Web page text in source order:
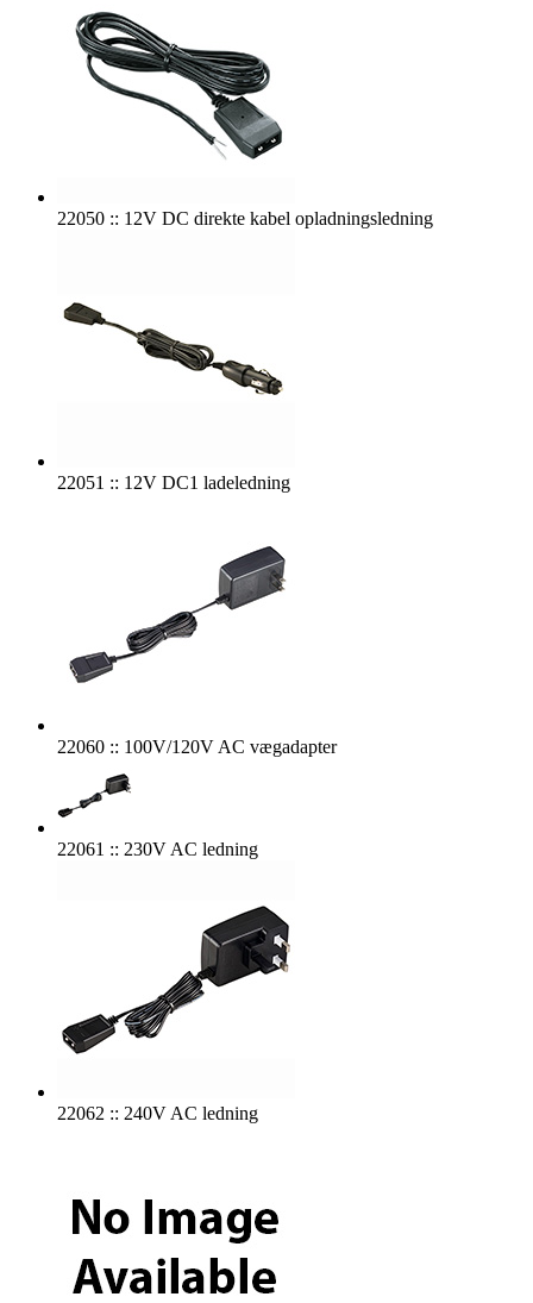
22050 :: 12V DC direkte kabel opladningsledning
22051 :: 12V DC1 ladeledning
22060 :: 100V/120V AC vægadapter
22061 :: 230V AC ledning
22062 :: 240V AC ledning